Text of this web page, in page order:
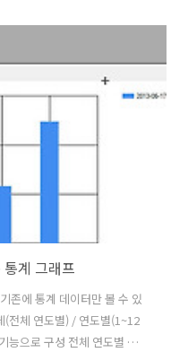
계 그래프
에 통계 데이터만 볼 수 있
(전체 연도별) / 연도별(1~12
으로 구성 전체 연도별 전체